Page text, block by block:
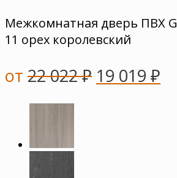
Межкомнатная дверь ПВХ G
11 орех королевский
от 22 022₽ 19 019 ₽